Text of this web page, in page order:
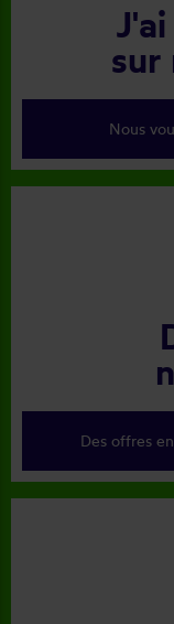
sur
Nous
Des offres